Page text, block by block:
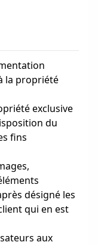
la propriété
exclusive
du
fins
désigné les
qui en est
aux